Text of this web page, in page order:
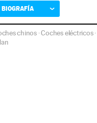
BIOGRAFÍA
chinos ·Coches eléctricos·